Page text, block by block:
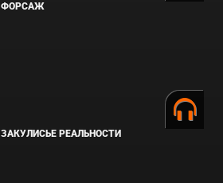
ФОРСАЖ
ЗАКУЛИСЬЕ РЕАЛЬНОСТИ